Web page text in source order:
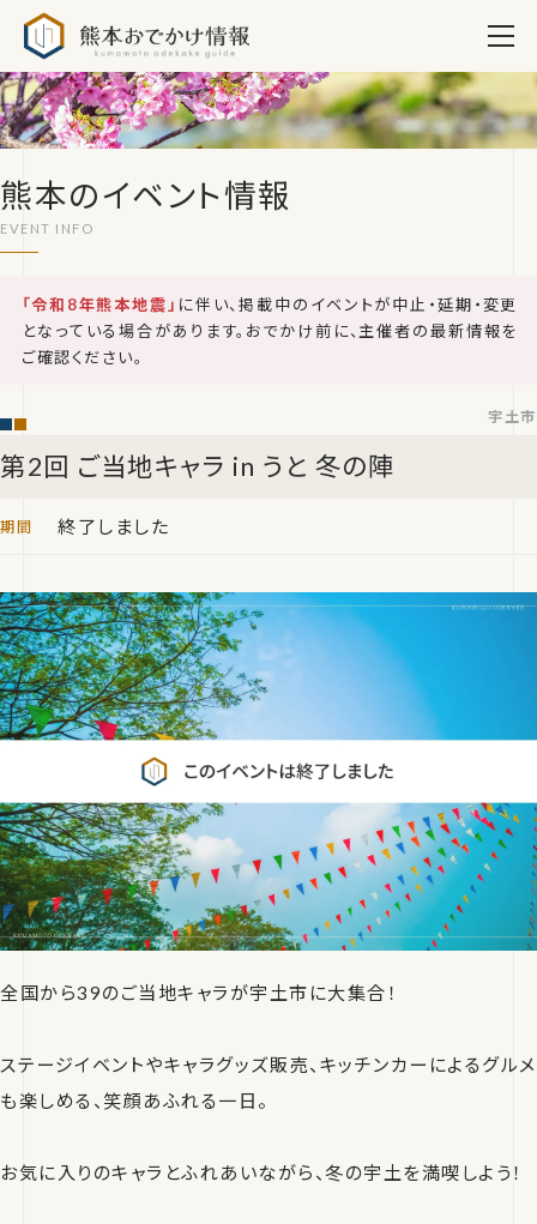
熊本のイベント情報
「令和8年熊本地震」 に伴い、掲載中のイベントが中止・延期・変更
となっている場合があります。おでかけ前に、主催者の最新情報を
ご確認ください。
第2回 ご当地キャラ in うと 冬の陣
宇土市
終了しました
全国から39のご当地キャラが宇土市に大集合！
ステージイベントやキャラグッズ販売、キッチンカーによるグルメ
も楽しめる、笑顔あふれる一日。
お気に入りのキャラとふれあいながら、冬の宇土を満喫しよう！